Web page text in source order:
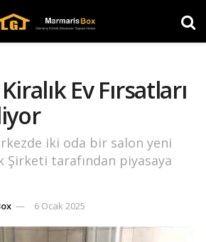
Ev Fırsatları
iki oda bir salon yeni
Şirketi tarafından piyasaya
6 Ocak 2025